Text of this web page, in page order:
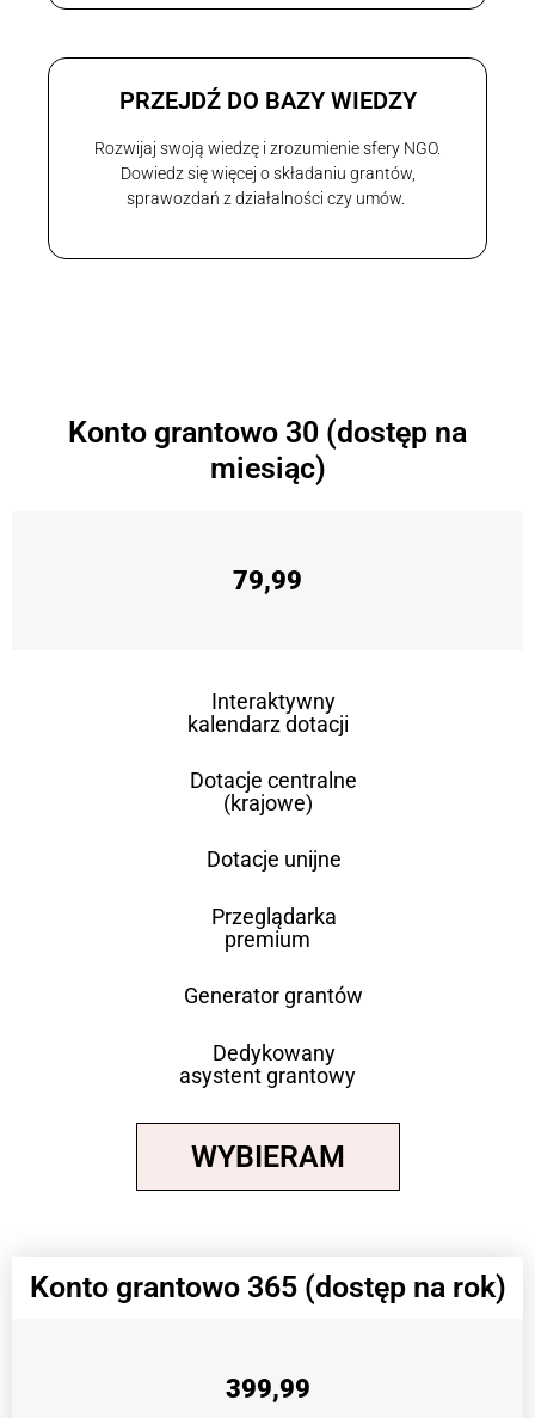
PRZEJDŹ DO BAZY WIEDZY
Rozwijaj swoją wiedzę i zrozumienie sfery NGO.
Dowiedz się więcej o składaniu grantów,
sprawozdań z działalności czy umów.
Konto grantowo 30 (dostęp na
miesiąc)
79,99
Interaktywny
kalendarz dotacji
Dotacje centralne
(krajowe)
Dotacje unijne
Przeglądarka
premium
Generator grantów
Dedykowany
asystent grantowy
WYBIERAM
Konto grantowo 365 (dostęp na rok)
399,99